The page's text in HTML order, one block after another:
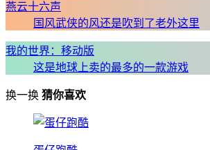
燕云十六声
国风武侠的风还是吹到了老外这里
我的世界：移动版
这是地球上卖的最多的一款游戏
换一换 猜你喜欢